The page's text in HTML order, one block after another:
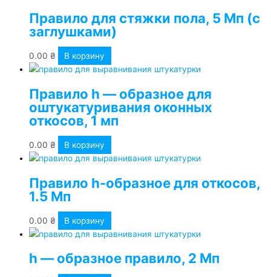
Правило для стяжки пола, 5 Мп (с
заглушками)
0.00 ₴ В корзину
Правило h — образное для
оштукатуривания оконных
откосов, 1 мп
0.00 ₴ В корзину
Правило h-образное для откосов,
1.5 Мп
0.00 ₴ В корзину
h — образное правило, 2 Мп